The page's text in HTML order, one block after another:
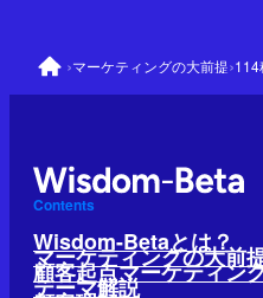
›マーケティングの大前提›114
Contents
Wisdom-Betaとは？
マーケティングの大前
顧客起点マーケティン
テーマ解説